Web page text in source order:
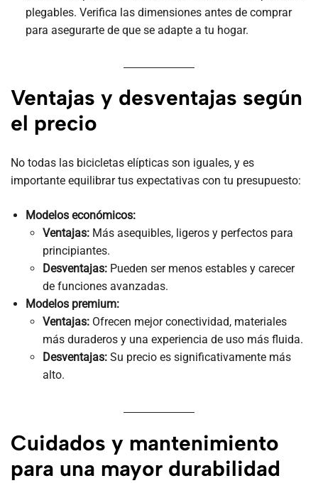
plegables. Verifica las dimensiones antes de comprar
para asegurarte de que se adapte a tu hogar.
Ventajas y desventajas según
el precio
No todas las bicicletas elípticas son iguales, y es
importante equilibrar tus expectativas con tu presupuesto:
Modelos económicos:
Ventajas:Más asequibles, ligeros y perfectos para
principiantes.
Desventajas:Pueden ser menos estables y carecer
de funciones avanzadas.
Modelos premium:
Ventajas:Ofrecen mejor conectividad, materiales
más duraderos y una experiencia de uso más fluida.
Desventajas:Su precio es significativamente más
alto.
Cuidados y mantenimiento
para una mayor durabilidad